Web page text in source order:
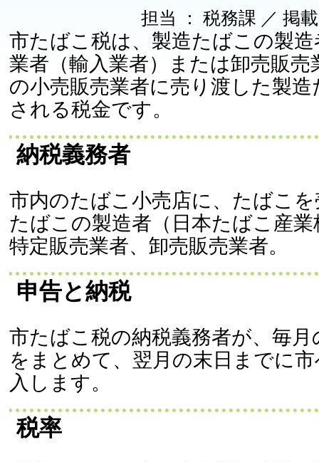
担当 ： 税務課 ／ 掲
市たばこ税は、製造たばこの製
業者（輸入業者）または卸売販売
の小売販売業者に売り渡した製
される税金です。
納税義務者
市内のたばこ小売店に、たばこ
たばこの製造者（日本たばこ産業
特定販売業者、卸売販売業者。
申告と納税
市たばこ税の納税義務者が、毎
をまとめて、翌月の末日までに
入します。
税率